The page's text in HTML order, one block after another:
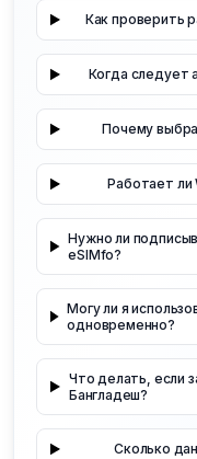
Как проверить
Когда следует
Почему
Работает ли
Нужно ли
eSIMfo?
Могу ли я
одновременно?
Что делать, если
Бангладеш?
Сколько